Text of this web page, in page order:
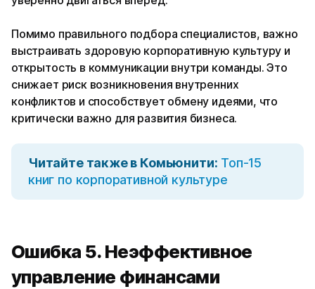
Помимо правильного подбора специалистов, важно
выстраивать здоровую корпоративную культуру и
открытость в коммуникации внутри команды. Это
снижает риск возникновения внутренних
конфликтов и способствует обмену идеями, что
критически важно для развития бизнеса.
Читайте также в Комьюнити: Топ-15
книг по корпоративной культуре
Ошибка 5. Неэффективное
управление финансами